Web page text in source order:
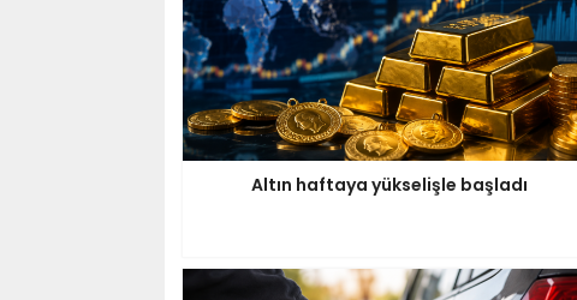
Altın haftaya yükselişle başladı